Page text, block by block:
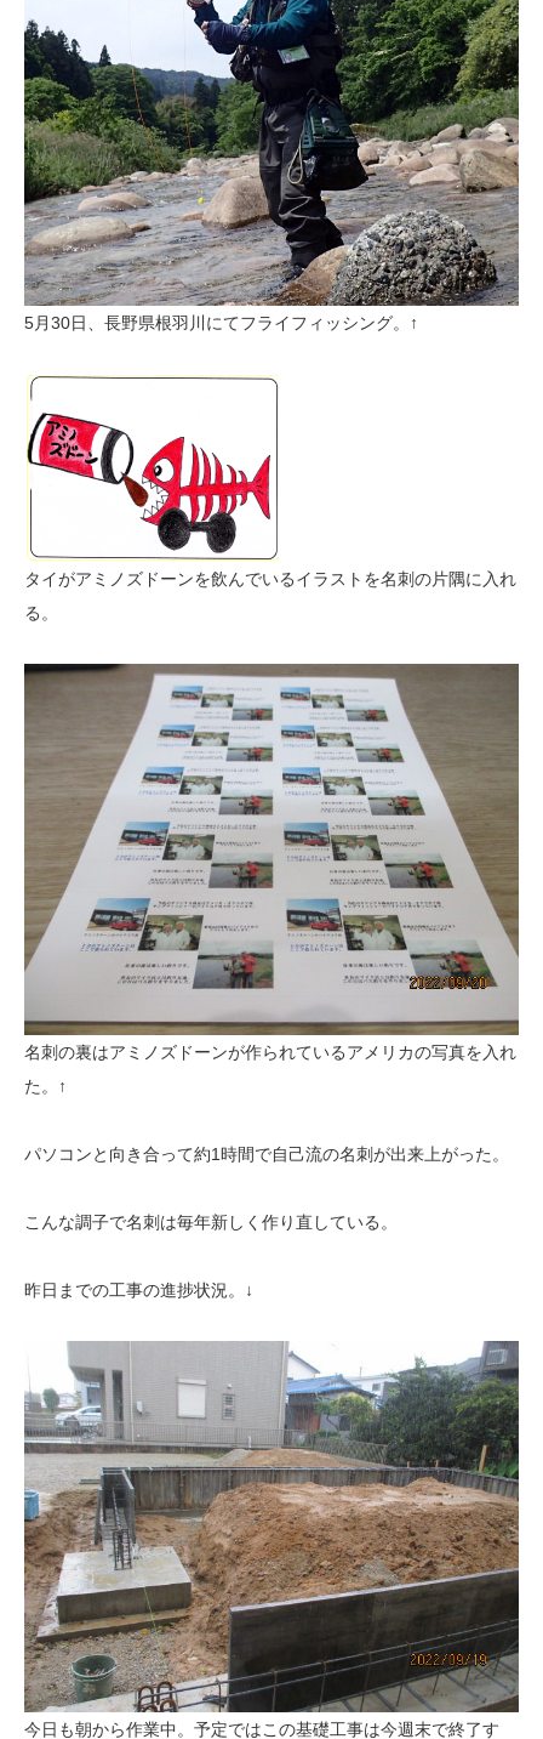
5月30日、長野県根羽川にてフライフィッシング。↑
タイがアミノズドーンを飲んでいるイラストを名刺の片隅に入れ
る。
名刺の裏はアミノズドーンが作られているアメリカの写真を入れ
た。↑
パソコンと向き合って約1時間で自己流の名刺が出来上がった。
こんな調子で名刺は毎年新しく作り直している。
昨日までの工事の進捗状況。↓
今日も朝から作業中。予定ではこの基礎工事は今週末で終了す